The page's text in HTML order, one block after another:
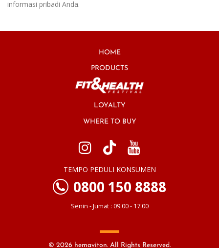
informasi pribadi Anda.
HOME
PRODUCTS
LOYALTY
WHERE TO BUY
TEMPO PEDULI KONSUMEN
0800 150 8888
Senin - Jumat : 09.00 - 17.00
© 2026 hemaviton. All Rights Reserved.